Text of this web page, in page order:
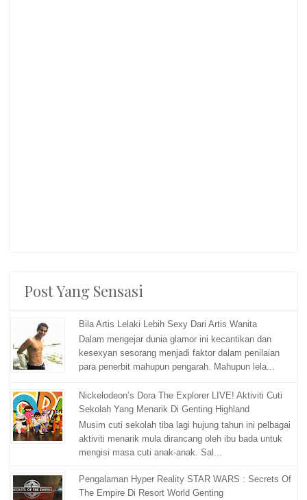
Post Yang Sensasi
Bila Artis Lelaki Lebih Sexy Dari Artis Wanita
Dalam mengejar dunia glamor ini kecantikan dan
kesexyan sesorang menjadi faktor dalam penilaian
para penerbit mahupun pengarah. Mahupun lela...
Nickelodeon’s Dora The Explorer LIVE! Aktiviti Cuti
Sekolah Yang Menarik Di Genting Highland
Musim cuti sekolah tiba lagi hujung tahun ini pelbagai
aktiviti menarik mula dirancang oleh ibu bada untuk
mengisi masa cuti anak-anak. Sal...
Pengalaman Hyper Reality STAR WARS : Secrets Of
The Empire Di Resort World Genting